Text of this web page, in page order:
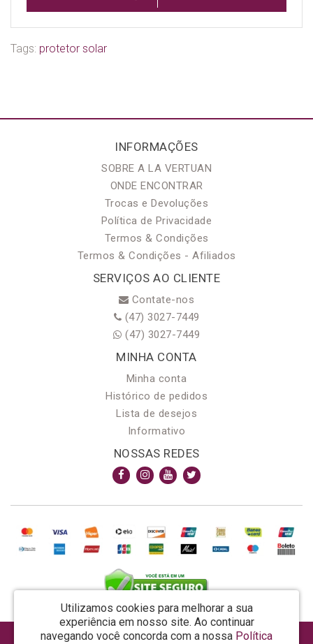
Tags: protetor solar
INFORMAÇÕES
SOBRE A LA VERTUAN
ONDE ENCONTRAR
Trocas e Devoluções
Política de Privacidade
Termos & Condições
Termos & Condições - Afiliados
SERVIÇOS AO CLIENTE
Contate-nos
(47) 3027-7449
(47) 3027-7449
MINHA CONTA
Minha conta
Histórico de pedidos
Lista de desejos
Informativo
NOSSAS REDES
Utilizamos cookies para melhorar a sua
experiência em nosso site. Ao continuar
navegando você concorda com a nossa Política